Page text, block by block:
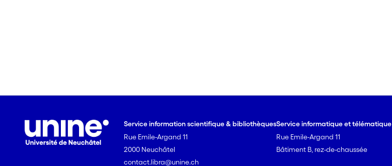
Service information scientifique & bibliothèques
Rue Emile-Argand 11
2000 Neuchâtel
contact.libra@unine.ch
Service informatique et télématique
Rue Emile-Argand 11
Bâtiment B, rez-de-chaussée